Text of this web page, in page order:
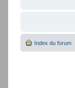
Index du forum